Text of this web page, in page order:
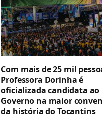
Com mais de 25 mil
Professora Dorinha é
oficializada candidata ao
Governo na maior
da história do Tocantins